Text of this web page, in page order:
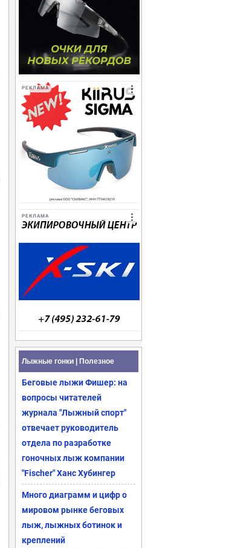
РЕКЛАМА
РЕКЛАМА
Лыжные гонки | Полезное
Беговые лыжи Фишер: на
вопросы читателей
журнала "Лыжный спорт"
отвечает руководитель
отдела по разработке
гоночных лыж компании
"Fischer" Ханс Хубингер
Много диаграмм и цифр о
мировом рынке беговых
лыж, лыжных ботинок и
креплений